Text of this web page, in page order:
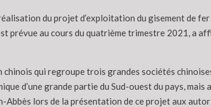
du projet d’exploitation du gisement de
prévue au cours du quatrième trimestre 2021, a
qui regroupe trois grandes sociétés
d’une grande partie du Sud-ouest du pays, mais
lors de la présentation de ce projet aux